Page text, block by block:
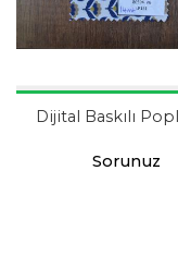
Dijital Baskılı
Sorunuz